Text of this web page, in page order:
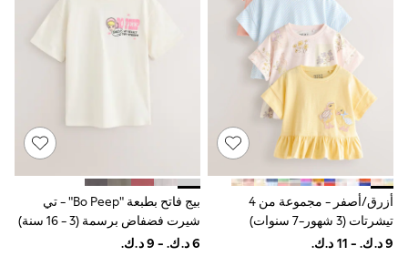
Shirts
Polo Shirts
Shop all
Shoes
Coats & Jackets
Polo Shirts
Blue
Black
White
Grey
Green
Red
All Branded Schoolwear
adidas
أزرق/أصفر - مجموعة من 4
تيشرتات (3 شهور-7 سنوات)
بيج فاتح بطبعة "Bo Peep" - تي
شيرت فضفاض برسمة (3 - 16 سنة)